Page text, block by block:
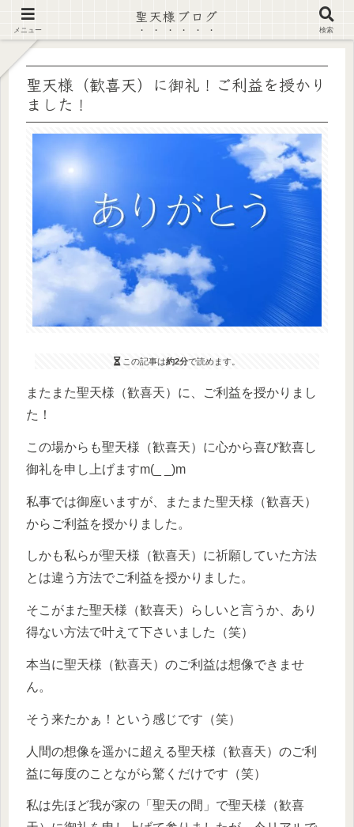
【注意喚起】偽サイト及び偽情報に注意 ▶確認する◀
聖天様（歓喜天）に御礼！ご利益を授かり
ました！
この記事は約2分で読めます。
またまた聖天様（歓喜天）に、ご利益を授かりまし
た！
この場からも聖天様（歓喜天）に心から喜び歓喜し
御礼を申し上げますm(_ _)m
私事では御座いますが、またまた聖天様（歓喜天）
からご利益を授かりました。
しかも私らが聖天様（歓喜天）に祈願していた方法
とは違う方法でご利益を授かりました。
そこがまた聖天様（歓喜天）らしいと言うか、あり
得ない方法で叶えて下さいました（笑）
本当に聖天様（歓喜天）のご利益は想像できませ
ん。
そう来たかぁ！という感じです（笑）
人間の想像を遥かに超える聖天様（歓喜天）のご利
益に毎度のことながら驚くだけです（笑）
私は先ほど我が家の「聖天の間」で聖天様（歓喜
メニュー
聖天様ブログ
検索